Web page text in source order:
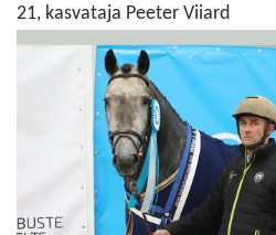
21, kasvataja Peeter Viiard